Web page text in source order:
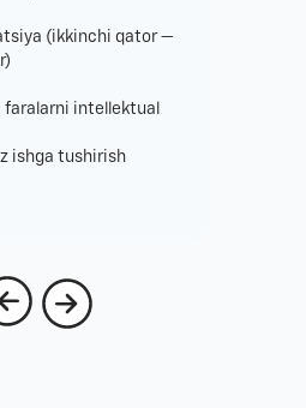
(ikkinchi qator —
intellektual
ishga tushirish